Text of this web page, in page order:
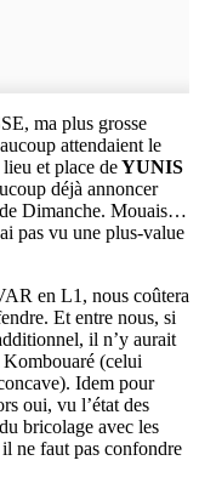
ma plus grosse
attendaient le
lieu et place deYUNIS
déjà annoncer
de Dimanche. Mouais…
pas vu une plus-value
en L1, nous coûtera
Et entre nous, si
il n’y aurait
Kombouaré (celui
Idem pour
oui, vu l’état des
bricolage avec les
ne faut pas confondre